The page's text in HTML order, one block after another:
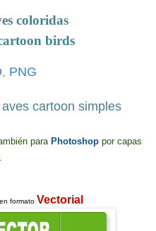
coloridas
birds
, PNG
aves cartoon simples
para Photoshop por capas
.
formato Vectorial